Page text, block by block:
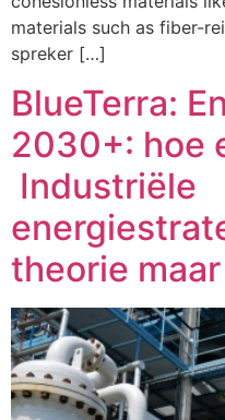
materials such as fiber-
spreker […]
BlueTerra:
2030+: hoe
Industriële
theorie